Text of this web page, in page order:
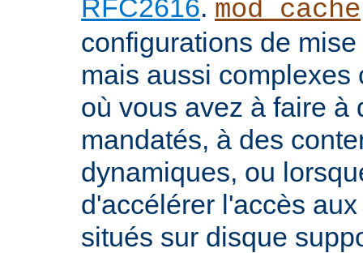
RFC2616. mod_cache
configurations de
mais aussi complexes
où vous avez à faire à
mandatés, à des
dynamiques, ou
d'accélérer l'accès
situés sur disque